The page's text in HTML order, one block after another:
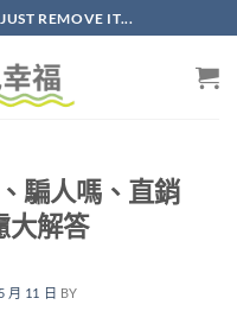
REMOVE IT...
騙人嗎、直銷
大解答
月 11 日 BY